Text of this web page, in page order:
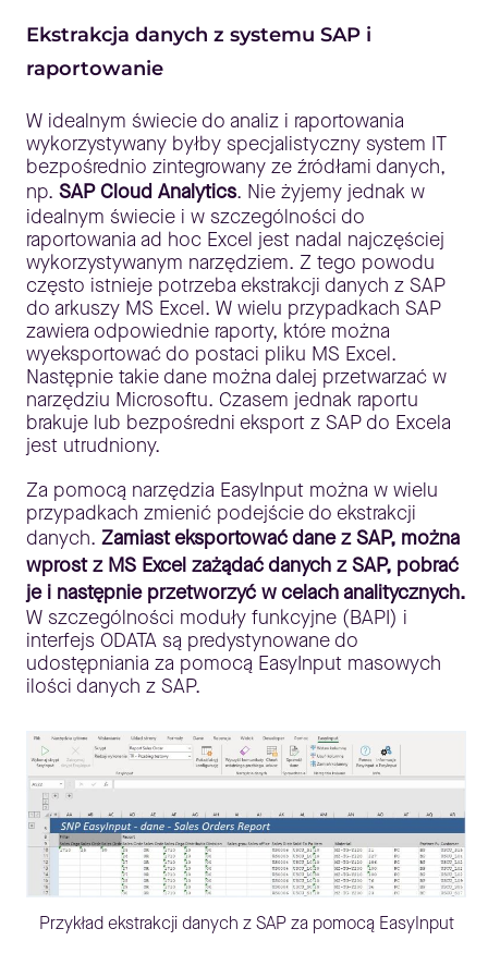
Ekstrakcja danych z systemu SAP i
raportowanie
W idealnym świecie do analiz i raportowania
wykorzystywany byłby specjalistyczny system IT
bezpośrednio zintegrowany ze źródłami danych,
np. SAP Cloud Analytics. Nie żyjemy jednak w
idealnym świecie i w szczególności do
raportowania ad hoc Excel jest nadal najczęściej
wykorzystywanym narzędziem. Z tego powodu
często istnieje potrzeba ekstrakcji danych z SAP
do arkuszy MS Excel. W wielu przypadkach SAP
zawiera odpowiednie raporty, które można
wyeksportować do postaci pliku MS Excel.
Następnie takie dane można dalej przetwarzać w
narzędziu Microsoftu. Czasem jednak raportu
brakuje lub bezpośredni eksport z SAP do Excela
jest utrudniony.
Za pomocą narzędzia EasyInput można w wielu
przypadkach zmienić podejście do ekstrakcji
danych. Zamiast eksportować dane z SAP, można
wprost z MS Excel zażądać danych z SAP, pobrać
je i następnie przetworzyć w celach analitycznych.
W szczególności moduły funkcyjne (BAPI) i
interfejs ODATA są predystynowane do
udostępniania za pomocą EasyInput masowych
ilości danych z SAP.
Przykład ekstrakcji danych z SAP za pomocą EasyInput